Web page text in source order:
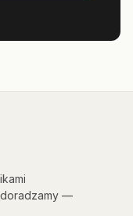
doradzamy —